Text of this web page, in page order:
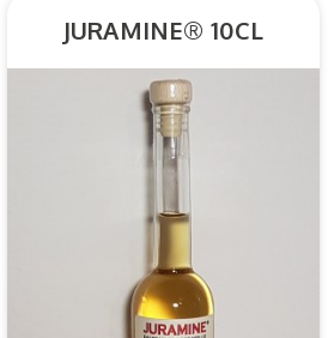
JURAMINE® 10CL